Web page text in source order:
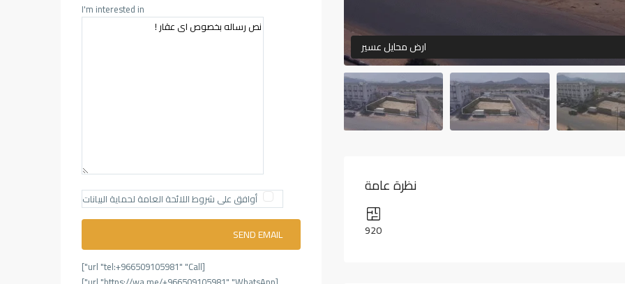
ارض محايل عسير
نظرة عامة
920
I'm interested in
أوافق على شروط اللائحة العامة لحماية البيانات
[url "tel:+966509105981" "Call"]